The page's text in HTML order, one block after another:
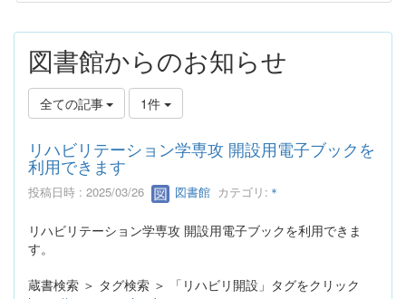
図書館からのお知らせ
全ての記事 1件
リハビリテーション学専攻 開設用電子ブックを
利用できます
投稿日時 : 2025/03/26 図書館 カテゴリ: ＊
リハビリテーション学専攻 開設用電子ブックを利用できま
す。
蔵書検索 ＞ タグ検索 ＞ 「リハビリ開設」タグをクリック